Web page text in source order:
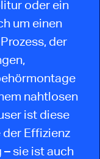
oder ein
um einen
der
nahtlosen
ist diese
der Effizienz
sie ist auch